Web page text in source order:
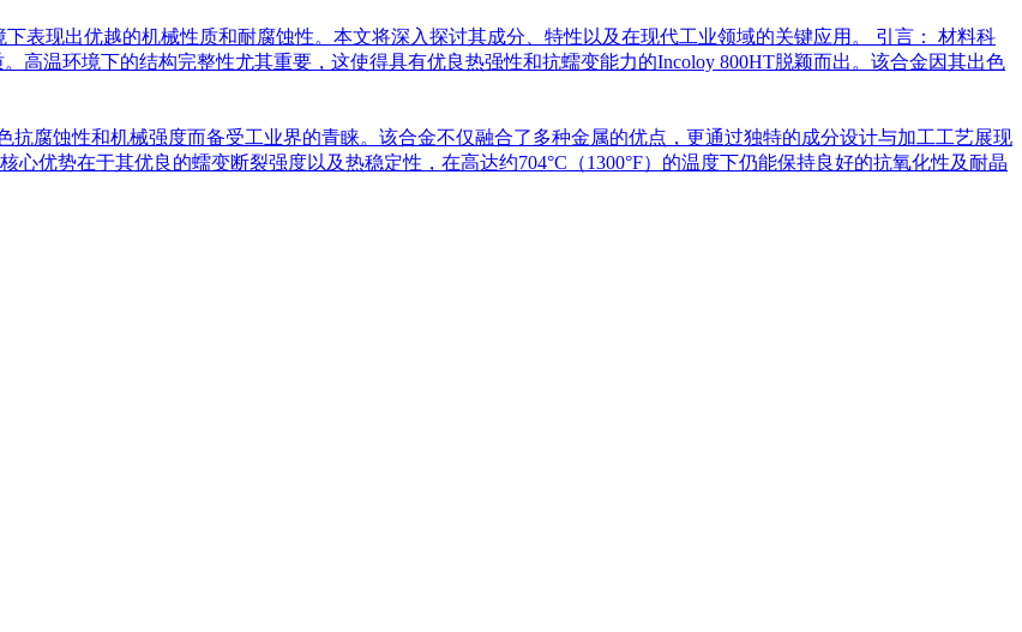
表现出优越的机械性质和耐腐蚀性。本文将深入探讨其成分、特性以及在现代工业领域的关键应用。 引言： 材料科
高温环境下的结构完整性尤其重要，这使得具有优良热强性和抗蠕变能力的Incoloy 800HT脱颖而出。该合金因其出色
抗腐蚀性和机械强度而备受工业界的青睐。该合金不仅融合了多种金属的优点，更通过独特的成分设计与加工工艺展现
心优势在于其优良的蠕变断裂强度以及热稳定性，在高达约704°C（1300°F）的温度下仍能保持良好的抗氧化性及耐晶